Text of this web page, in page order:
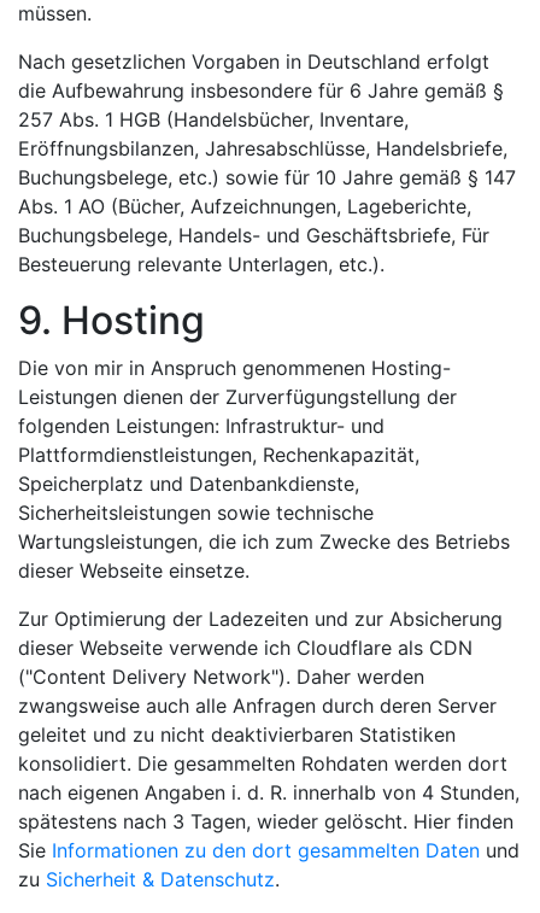
müssen.
Nach gesetzlichen Vorgaben in Deutschland erfolgt
die Aufbewahrung insbesondere für 6 Jahre gemäß §
257 Abs. 1 HGB (Handelsbücher, Inventare,
Eröffnungsbilanzen, Jahresabschlüsse, Handelsbriefe,
Buchungsbelege, etc.) sowie für 10 Jahre gemäß § 147
Abs. 1 AO (Bücher, Aufzeichnungen, Lageberichte,
Buchungsbelege, Handels- und Geschäftsbriefe, Für
Besteuerung relevante Unterlagen, etc.).
9. Hosting
Die von mir in Anspruch genommenen Hosting-
Leistungen dienen der Zurverfügungstellung der
folgenden Leistungen: Infrastruktur- und
Plattformdienstleistungen, Rechenkapazität,
Speicherplatz und Datenbankdienste,
Sicherheitsleistungen sowie technische
Wartungsleistungen, die ich zum Zwecke des Betriebs
dieser Webseite einsetze.
Zur Optimierung der Ladezeiten und zur Absicherung
dieser Webseite verwende ich Cloudflare als CDN
("Content Delivery Network"). Daher werden
zwangsweise auch alle Anfragen durch deren Server
geleitet und zu nicht deaktivierbaren Statistiken
konsolidiert. Die gesammelten Rohdaten werden dort
nach eigenen Angaben i. d. R. innerhalb von 4 Stunden,
spätestens nach 3 Tagen, wieder gelöscht. Hier finden
Sie Informationen zu den dort gesammelten Daten und
zu Sicherheit & Datenschutz.